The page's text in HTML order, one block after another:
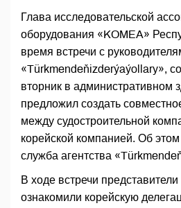
Глава исследовательской
оборудования «KOMEA»
время встречи с
«Türkmendeňizderýaýollary»,
вторник в административном
предложил создать
между судостроительной
корейской компанией. Об
служба агентства
В ходе встречи представители
ознакомили корейскую